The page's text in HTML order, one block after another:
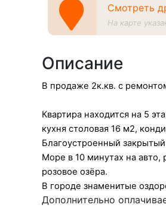
Смотреть
На карте
Описание
В продаже 2к.кв. с
Квартира находится на 5
кухня столовая 16 м2,
Благоустроенный
Море в 10 минутах на авто,
розовое озёра.
В городе знаменитые
Дополнительно